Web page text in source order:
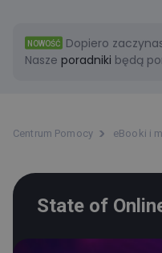
NOWOŚĆ
Dopiero
Nasze poradniki będą
Centrum Pomocy eBooki i
State of